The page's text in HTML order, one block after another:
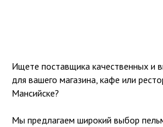
Ищете поставщика качественных и
для вашего магазина, кафе или
Мансийске?
Мы предлагаем широкий выбор